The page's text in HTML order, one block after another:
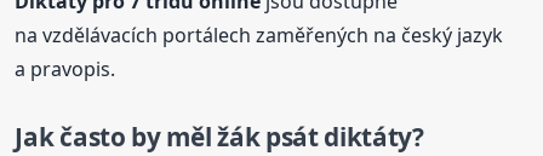
na vzdělávacích portálech zaměřených na český jazyk
a pravopis.
Jak často by měl žák psátdiktáty?